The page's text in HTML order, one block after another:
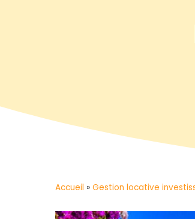
Accueil » Gestion locative